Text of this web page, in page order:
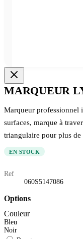
MARQUEUR
Marqueur professionnel
surfaces, marque à
triangulaire pour plus
EN STOCK
Ref
060S5147086
Options
Couleur
Bleu
Noir